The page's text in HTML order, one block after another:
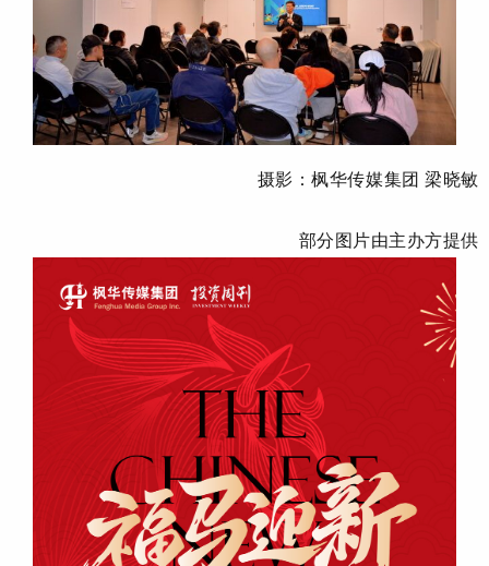
摄影：枫华传媒集团 梁晓敏
部分图片由主办方提供